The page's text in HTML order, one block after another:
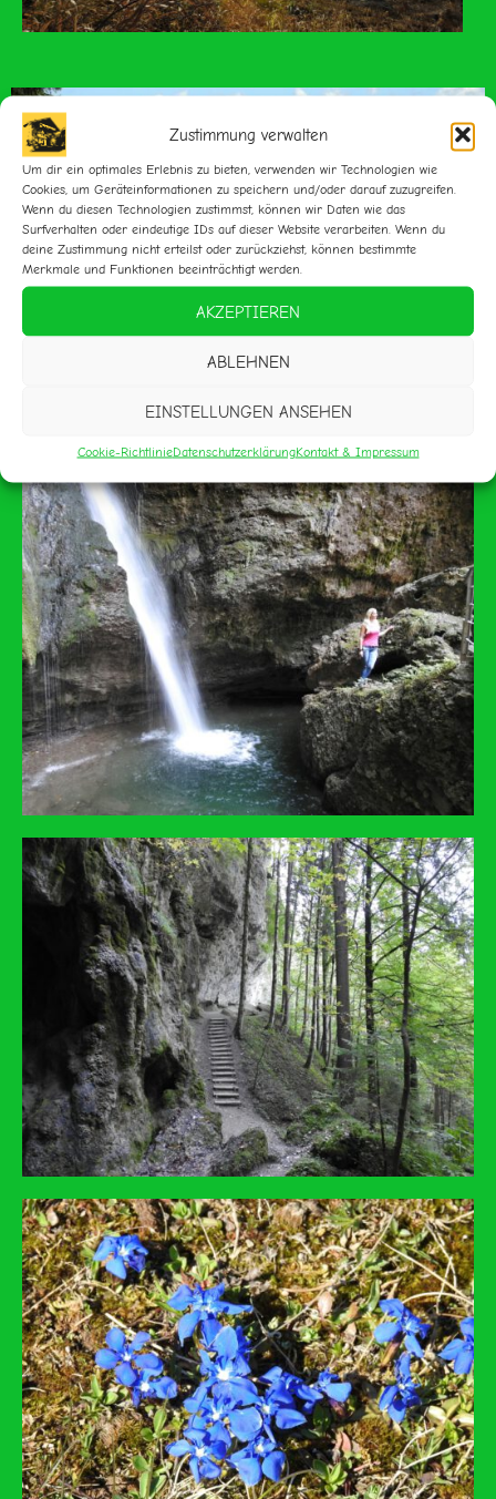
Zustimmung verwalten
Um dir ein optimales Erlebnis zu bieten, verwenden wir Technologien wie
Cookies, um Geräteinformationen zu speichern und/oder darauf zuzugreifen.
Wenn du diesen Technologien zustimmst, können wir Daten wie das
Surfverhalten oder eindeutige IDs auf dieser Website verarbeiten. Wenn du
deine Zustimmung nicht erteilst oder zurückziehst, können bestimmte
Merkmale und Funktionen beeinträchtigt werden.
AKZEPTIEREN
ABLEHNEN
EINSTELLUNGEN ANSEHEN
Cookie-RichtlinieDatenschutzerklärungKontakt & Impressum